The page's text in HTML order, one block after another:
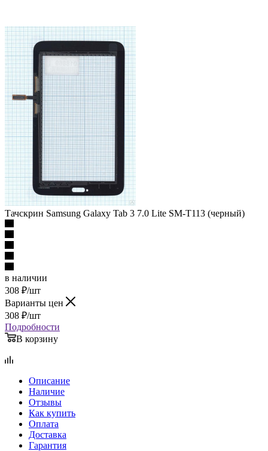
Тачскрин Samsung Galaxy Tab 3 7.0 Lite SM-T113 (черный)
в наличии
308 ₽/шт
Варианты цен
308 ₽/шт
Подробности
В корзину
Описание
Наличие
Отзывы
Как купить
Оплата
Доставка
Гарантия